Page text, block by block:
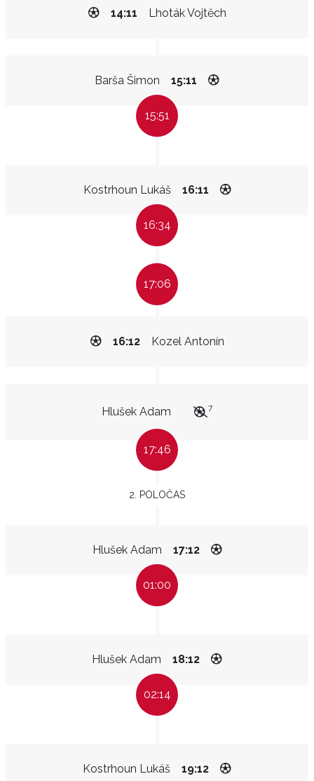
Lhoták Vojtěch
14:11
Barša Šimon 15:11
15:51
Kostrhoun Lukáš 16:11
16:34
17:06
Kozel Antonín
16:12
Hlušek Adam 7
17:46
2. POLOČAS
Hlušek Adam 17:12
01:00
Hlušek Adam 18:12
02:14
Kostrhoun Lukáš 19:12